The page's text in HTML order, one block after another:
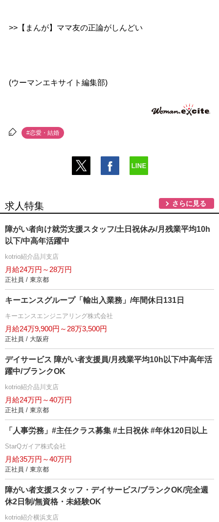
>>【まんが】ママ友の正論がしんどい
(ウーマンエキサイト編集部)
#恋愛・結婚
求人特集 さらに見る
障がい者向け就労支援スタッフ/土日祝休み/月残業平均10h
以下/中高年活躍中
kotrio紹介品川支店
月給24万円～28万円
正社員 / 東京都
キーエンスグループ「輸出入業務」/年間休日131日
キーエンスエンジニアリング株式会社
月給24万9,900円～28万3,500円
正社員 / 大阪府
デイサービス 障がい者支援員/月残業平均10h以下/中高年活
躍中/ブランクOK
kotrio紹介品川支店
月給24万円～40万円
正社員 / 東京都
「人事労務」#主任クラス募集 #土日祝休 #年休120日以上
StarQガイア株式会社
月給35万円～40万円
正社員 / 東京都
障がい者支援スタッフ・デイサービス/ブランクOK/完全週
休2日制/無資格・未経験OK
kotrio紹介横浜支店